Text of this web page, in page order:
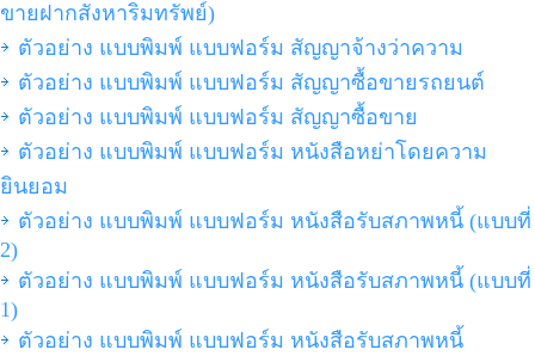
ขายฝากสังหาริมทรัพย์)
ตัวอย่าง แบบพิมพ์ แบบฟอร์ม สัญญาจ้างว่าความ
ตัวอย่าง แบบพิมพ์ แบบฟอร์ม สัญญาซื้อขายรถยนต์
ตัวอย่าง แบบพิมพ์ แบบฟอร์ม สัญญาซื้อขาย
ตัวอย่าง แบบพิมพ์ แบบฟอร์ม หนังสือหย่าโดยความ
ยินยอม
ตัวอย่าง แบบพิมพ์ แบบฟอร์ม หนังสือรับสภาพหนี้ (แบบที่
2)
ตัวอย่าง แบบพิมพ์ แบบฟอร์ม หนังสือรับสภาพหนี้ (แบบที่
1)
ตัวอย่าง แบบพิมพ์ แบบฟอร์ม หนังสือรับสภาพหนี้